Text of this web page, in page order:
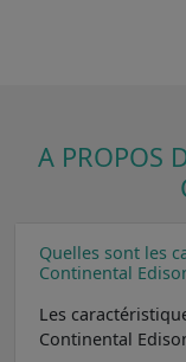
A PROPOS
Quelles sont les
Continental
Les
Continental